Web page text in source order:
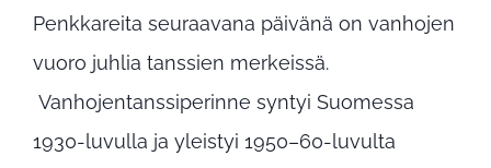
Penkkareita seuraavana päivänä on vanhojen
vuoro juhlia tanssien merkeissä.
Vanhojentanssiperinne syntyi Suomessa
1930-luvulla ja yleistyi 1950–60-luvulta